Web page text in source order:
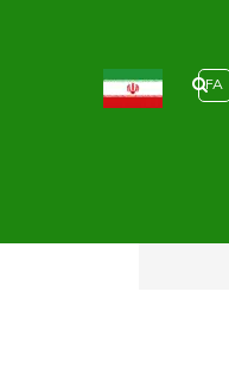
FA جستجو
جستجو در سایت